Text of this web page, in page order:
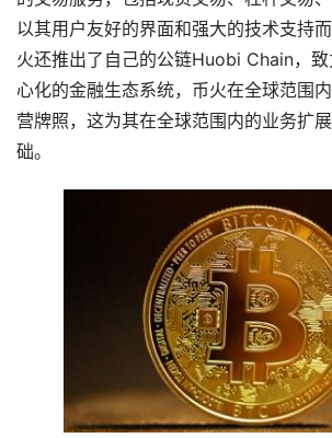
以其用户友好的界面和强大的技术支持
火还推出了自己的公链Huobi Chain，
心化的金融生态系统，币火在全球范围
营牌照，这为其在全球范围内的业务扩
础。